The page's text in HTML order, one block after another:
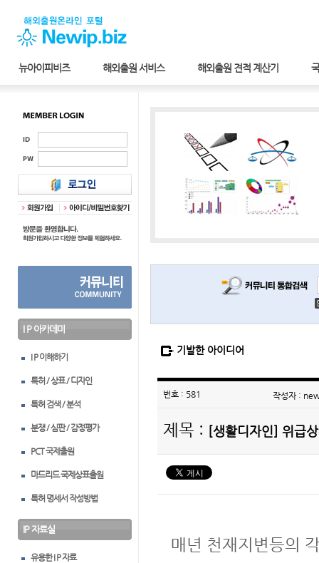
뉴아이피비즈 해외출원 서비스 해외출원 견적 계산기
I P 아카데미
I P 이해하기
특허 / 상표 / 디자인
특허 검색 / 분석
분쟁 / 심판 / 감정평가
PCT 국제출원
마드리드 국제상표출원
특허 명세서 작성방법
IP 자료실
유용한 I P 자료
기발한 아이디어
번호 : 581 작성자 :
제목 : [생활디자인] 위급
매년 천재지변등의